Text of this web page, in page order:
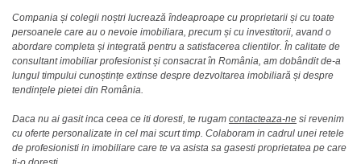
Compania și colegii noștri lucrează îndeaproape cu proprietarii și cu toate
persoanele care au o nevoie imobiliara, precum și cu investitorii, avand o
abordare completa și integrată pentru a satisfacerea clientilor. În calitate de
consultant imobiliar profesionist și consacrat în România, am dobândit de-a
lungul timpului cunoștințe extinse despre dezvoltarea imobiliară și despre
tendințele pietei din România.
Daca nu ai gasit inca ceea ce iti doresti, te rugam contacteaza-ne si revenim
cu oferte personalizate in cel mai scurt timp. Colaboram in cadrul unei retele
de profesionisti in imobiliare care te va asista sa gasesti proprietatea pe care